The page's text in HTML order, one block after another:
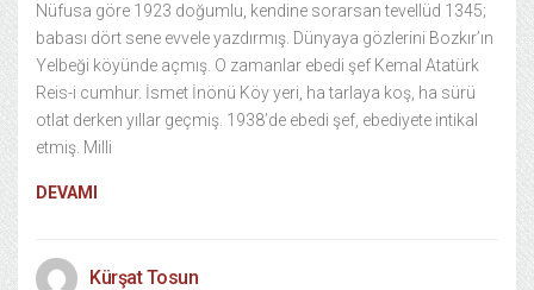
Nüfusa göre 1923 doğumlu, kendine sorarsan tevellüd 1345;
babası dört sene evvele yazdırmış. Dünyaya gözlerini Bozkır’ın
Yelbeği köyünde açmış. O zamanlar ebedi şef Kemal Atatürk
Reis-i cumhur. İsmet İnönü Köy yeri, ha tarlaya koş, ha sürü
otlat derken yıllar geçmiş. 1938’de ebedi şef, ebediyete intikal
etmiş. Milli
DEVAMI
Kürşat Tosun